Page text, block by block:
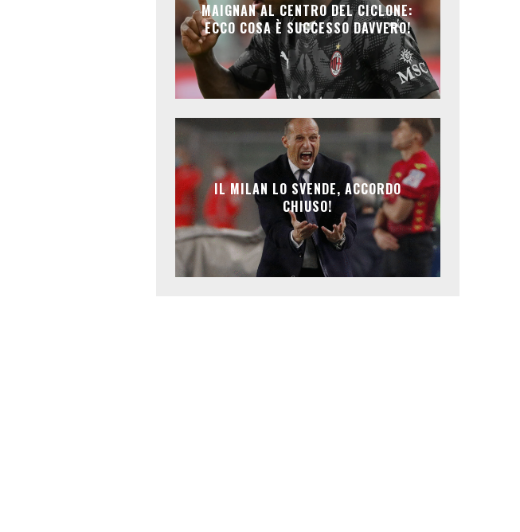
MAIGNAN AL CENTRO DEL CICLONE:
ECCO COSA È SUCCESSO DAVVERO!
IL MILAN LO SVENDE, ACCORDO
CHIUSO!